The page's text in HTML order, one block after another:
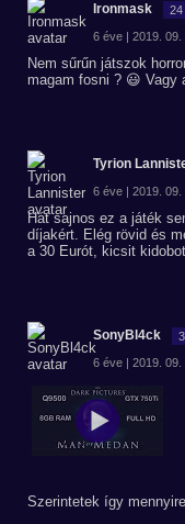
Ironmask 24
6 éve | 2019. 09.
Nem sűrűn játszok
magam fosni ? 😃 Vagy
Tyrion
6 éve | 2019. 09.
Hát sajnos ez a játék
díjakért. Elég rövid és
a 30 Eurót, kicsit
SonyBl4ck
6 éve | 2019. 09.
Szerintetek így